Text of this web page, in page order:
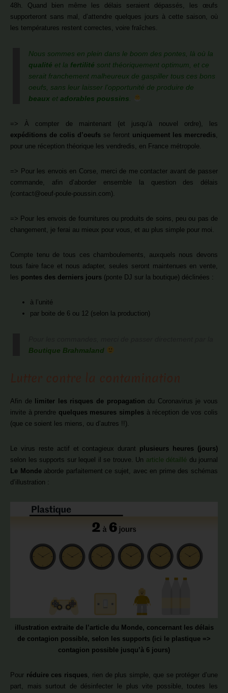
48h. Quand bien même les délais seraient dépassés, les œufs
supporteront sans mal, d’attendre quelques jours à cette saison, où
les températures restent correctes, voire fraîches.
Nous sommes en plein dans le boom des pontes, là où la
qualité et la fertilité sont théoriquement optimum, et ce
serait franchement malheureux de gaspiller tous ces bons
oeufs, sans leur laisser l’opportunité de produire de
beaux etadorables poussins
=> À compter de maintenant (et jusqu’à nouvel ordre), les
expéditions de colis d’oeufs se feront uniquement les mercredis
pour une réception théorique les vendredis, en France métropole.
=> Pour les envois en Corse, merci de me contacter avant de passer
commande, afin d’aborder ensemble la question des délais
(contact@oeuf-poule-poussin.com).
=> Pour les envois de fournitures ou produits de soins, peu ou pas de
changement, je ferai au mieux pour vous, et au plus simple pour moi.
Compte tenu de tous ces chamboulements, auxquels nous devons
tous faire face et nous adapter, seules seront maintenues en vente,
les pontes des derniers jours (ponte DJ sur la boutique) déclinées :
à l’unité
par boite de 6 ou 12 (selon la production)
Boutique Brahmaland
Afin de limiter les risques de propagation du Coronavirus je vous
invite à prendre quelques mesures simples à réception de vos colis
(que ce soient les miens, ou d’autres !!).
Le virus reste actif et contagieux durant plusieurs heures (jours)
selon les supports sur lequel il se trouve. Un article détaillé du journal
Le Mondeaborde parfaitement ce sujet, avec en prime des schémas
d’illustration :
illustration extraite de l’article du Monde, concernant les délais
de contagion possible, selon les supports (ici le plastique =>
contagion possible jusqu’à 6 jours)
Pour réduire ces risques , rien de plus simple, que se protéger d’une
part, mais surtout de désinfecter le plus vite possible, toutes les